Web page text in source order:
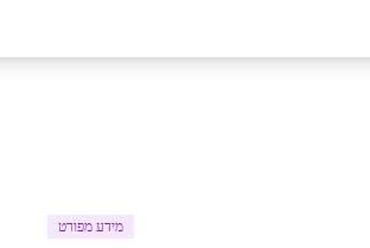
מידע מפורט